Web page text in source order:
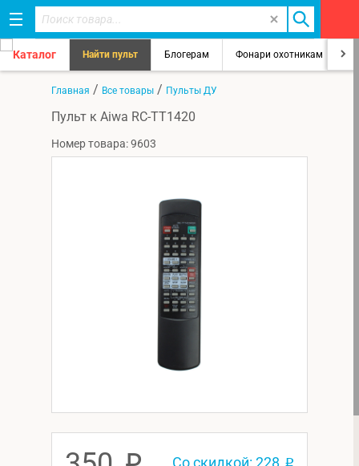
Каталог Найти пульт Блогерам Фонари охотникам
Главная / Все товары / Пульты ДУ
Пульт к Aiwa RC-TT1420
Номер товара: 9603
Со скидкой: 228 p